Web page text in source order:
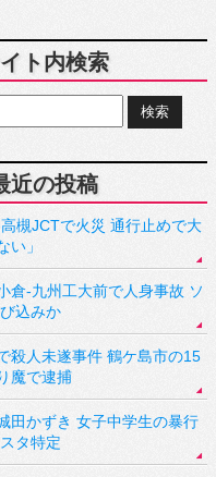
ト内検索
近の投稿
槻JCTで火災 通行止めで大
い」
倉-九州工大前で人身事故 ソ
込みか
殺人未遂事件 鶴ケ島市の15
魔で逮捕
田かずき 女子中学生の暴行
タ特定